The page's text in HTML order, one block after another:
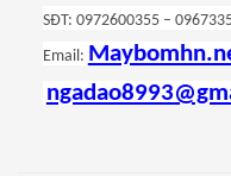
SĐT: 0972600355 –
Email: